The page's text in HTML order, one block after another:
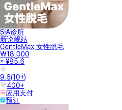
SIA诊所
新论岘站
GentleMax 女性脱毛
₩18,000
≈ ¥85.6
9.6(10+)
400+
应用支付
预订